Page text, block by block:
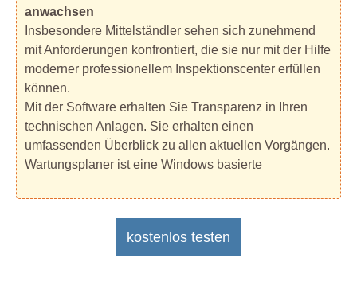
anwachsen
Insbesondere Mittelständler sehen sich zunehmend
mit Anforderungen konfrontiert, die sie nur mit der Hilfe
moderner professionellem Inspektionscenter erfüllen
können.
Mit der Software erhalten Sie Transparenz in Ihren
technischen Anlagen. Sie erhalten einen
umfassenden Überblick zu allen aktuellen Vorgängen.
Wartungsplaner ist eine Windows basierte
kostenlos testen